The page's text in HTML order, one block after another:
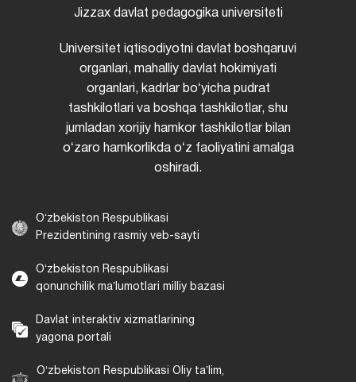
Jizzax davlat pedagogika universiteti
Universitet iqtisodiyotni davlat boshqaruvi
organlari, mahalliy davlat hokimiyati
organlari, kadrlar boʻyicha pudrat
tashkilotlari va boshqa tashkilotlar, shu
jumladan xorijiy hamkor tashkilotlar bilan
oʻzaro hamkorlikda oʻz faoliyatini amalga
oshiradi.
Oʻzbekiston Respublikasi
Prezidentining rasmiy veb-sayti
Oʻzbekiston Respublikasi
qonunchilik maʼlumotlari milliy bazasi
Davlat interaktiv xizmatlarining
yagona portali
Oʻzbekiston Respublikasi Oliy taʼlim,